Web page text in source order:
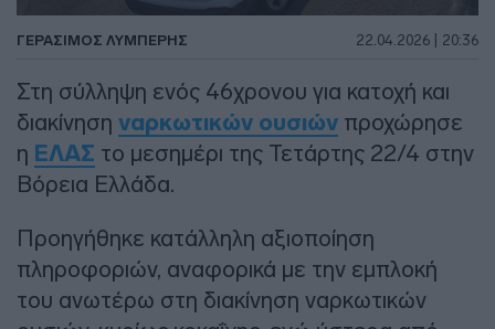
ΓΕΡΆΣΙΜΟΣ ΛΥΜΠΈΡΗΣ 22.04.2026 | 20:36
Στη σύλληψη ενός 46χρονου για κατοχή και
διακίνηση ναρκωτικών ουσιών προχώρησε
η ΕΛΑΣ το μεσημέρι της Τετάρτης 22/4 στην
Βόρεια Ελλάδα.
Προηγήθηκε κατάλληλη αξιοποίηση
πληροφοριών, αναφορικά με την εμπλοκή
του ανωτέρω στη διακίνηση ναρκωτικών